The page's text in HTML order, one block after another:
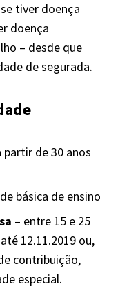
tiver doença
doença
– desde que
de segurada.
partir de 30 anos
básica de ensino
– entre 15 e 25
12.11.2019 ou,
contribuição,
especial.